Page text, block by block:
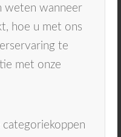
weten wanneer
hoe u met ons
te
met onze
categoriekoppen
Voor verantwoord
om
Vraag je
whitening kit die
de juiste
glimlach te